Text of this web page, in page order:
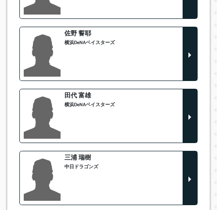
佐野 誓耶
横浜DeNAベイスターズ
田代 富雄
横浜DeNAベイスターズ
三浦 瑞樹
中日ドラゴンズ